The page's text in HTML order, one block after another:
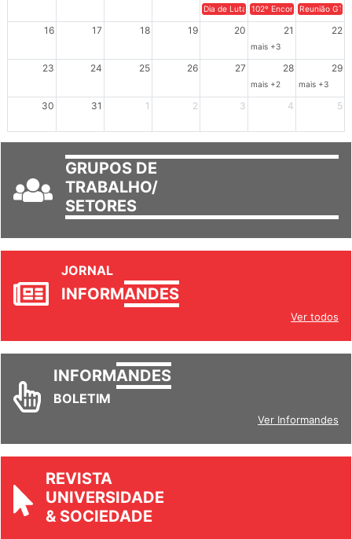
Dia de Luta em Defesa de Cuba e da
102º Encontro da
Reunião
16 17 18 19 20 21 22
mais +3
23 24 25 26 27 28 29
mais +2 mais +3
30 31 1 2 3 4 5
GRUPOS DE
TRABALHO/
SETORES
JORNAL
INFORMANDES
Ver todos
INFORMANDES
BOLETIM
Ver Informandes
REVISTA
UNIVERSIDADE
& SOCIEDADE